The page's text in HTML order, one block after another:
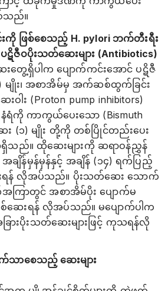
စ်သည်။
းကို ဖြစ်စေသည့် H. pylori ဘက်တီးရီး
ဇီဝပိုးသတ်ဆေးများ (Antibiotics)
တွေ့ရှိပါက ပျောက်ကင်းအောင် ပဋိဇီ
မျိုး၊ အစာအိမ်မှ အက်ဆစ်ထွက်ခြင်း
ါး (Proton pump inhibitors)
နံရံကို ကာကွယ်ပေးသော (Bismuth
ေး (၁) မျိုး တို့ကို တစ်ပြိုင်တည်းပေး
ရှိသည်။ ထိုဆေးများကို ဆရာဝန်ညွှန်
ချိန်မှန်မှန်နှင့် အချိန် (၁၄) ရက်ပြည့်
ရန် လိုအပ်သည်။ ပိုးသတ်ဆေး သောက်
အကြာတွင် အစာအိမ်ပိုး ပျောက်မ
ဆေးရန် လိုအပ်သည်။ မပျောက်ပါက
ားပိုးသတ်ဆေးများဖြင့် ကုသရန်လို
သာစေသည့် ဆေးများ